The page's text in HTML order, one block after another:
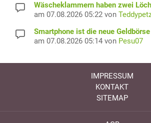
Wäscheklammern haben zwei
am 07.08.2026 05:22 von
Smartphone ist die neue Geldbörse
am 07.08.2026 05:14 von Pesu07
IMPRESSUM
KONTAKT
SITEMAP